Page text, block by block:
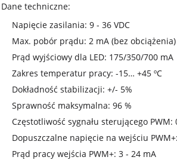
Dane techniczne:
Napięcie zasilania: 9 - 36 VDC
Max. pobór prądu: 2 mA (bez obciążenia)
Prąd wyjściowy dla LED: 175/350/700 mA
Zakres temperatur pracy: -15… +45 ºC
Dokładność stabilizacji: +/- 5%
Sprawność maksymalna: 96 %
Częstotliwość sygnału sterującego PWM:
Dopuszczalne napięcie na wejściu
Prąd pracy wejścia PWM+: 3 - 24 mA